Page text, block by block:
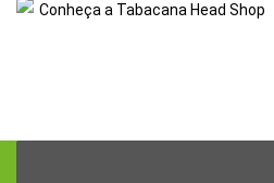
Conheça a Tabacana Head Shop